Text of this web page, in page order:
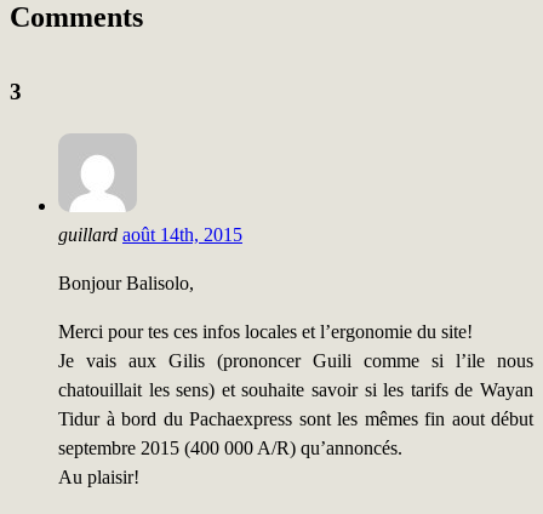
Comments
3
guillard août 14th, 2015
Bonjour Balisolo,
Merci pour tes ces infos locales et l’ergonomie du site!
Je vais aux Gilis (prononcer Guili comme si l’ile nous
chatouillait les sens) et souhaite savoir si les tarifs de Wayan
Tidur à bord du Pachaexpress sont les mêmes fin aout début
septembre 2015 (400 000 A/R) qu’annoncés.
Au plaisir!